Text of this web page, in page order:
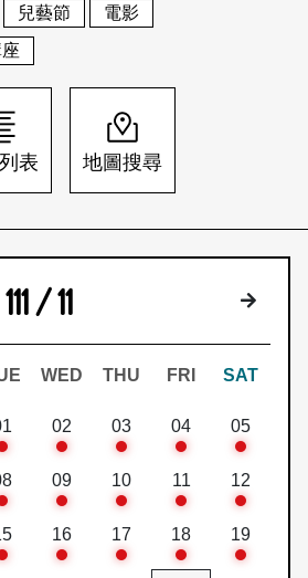
English
登入/註冊
兒藝節
電影
表 地圖搜尋
111 / 11 下個月
WED THU FRI SAT
02 03 04 05
09 10 11 12
16 17 18 19